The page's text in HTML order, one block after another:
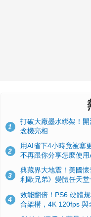
1
打破大廠墨水綁架！
念機亮相
2
用AI省下4小時竟被塞
不再跟你分享怎麼使用
3
典藏界大地震！美國
利歐兄弟》變體任天堂
4
效能翻倍！PS6 硬體
合架構，4K 120fps 與